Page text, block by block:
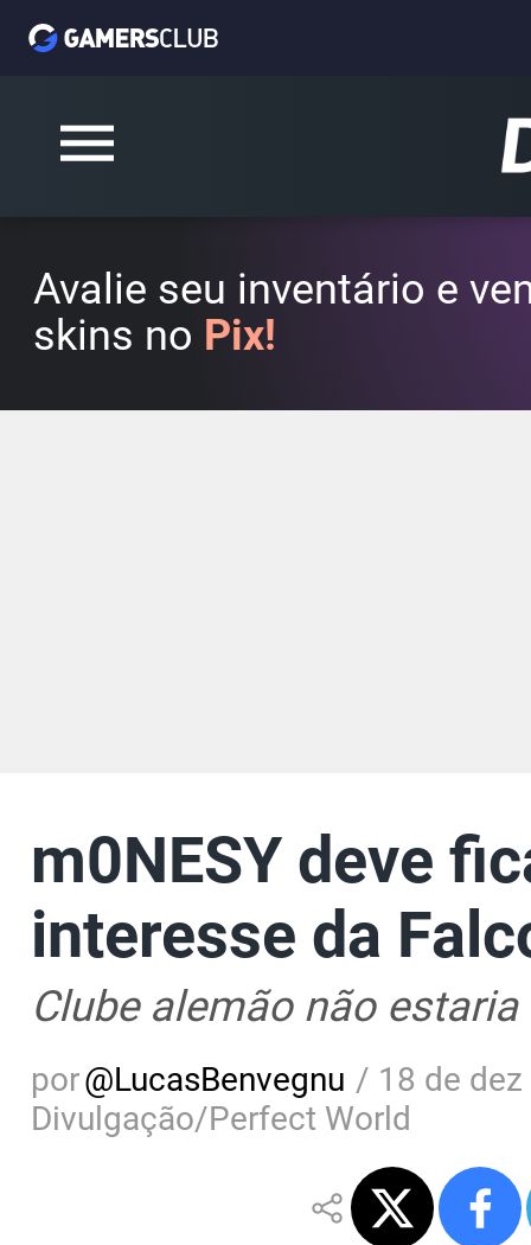
Avalie seu inventário e
skins no Pix!
m0NESY deve
interesse da
Clube alemão não
por@LucasBenvegnu / 18 de
Divulgação/Perfect World